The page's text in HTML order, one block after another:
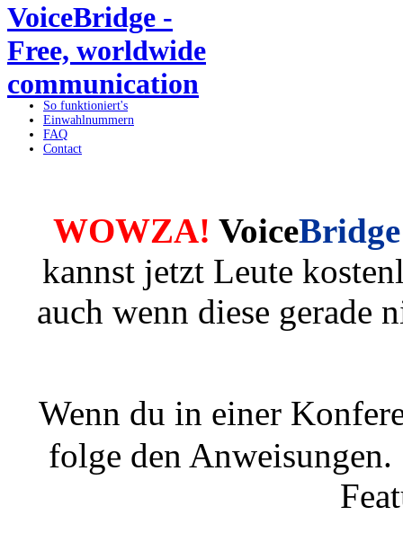
VoiceBridge -
Free, worldwide
communication
So funktioniert's
Einwahlnummern
FAQ
Contact
WOWZA! VoiceBridge
kannst jetzt Leute
auch wenn diese gerade
Wenn du in einer
folge den Anweisungen.